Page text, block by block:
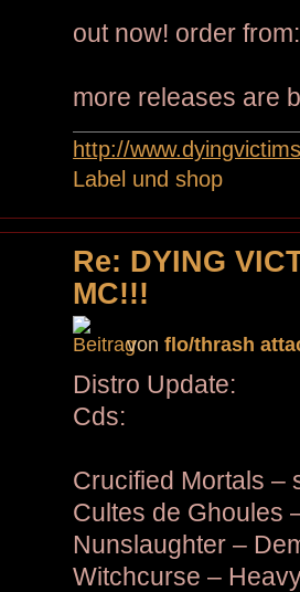
out now! order
more releases are
http://
Label und shop
Re: DYING
MC!!!
vonflo/thrash
Distro Update:
Cds:
Crucified Mortals –
Cultes de Ghoules
Nunslaughter –
Witchcurse –